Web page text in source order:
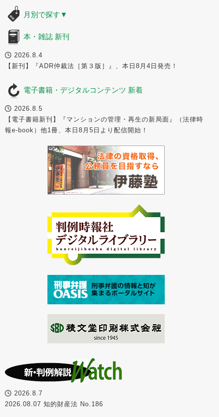
月別で探す ▼
本・雑誌 新刊
2026.8.4
【新刊】『ADR仲裁法［第３版］』、本日8月4日発売！
電子書籍・デジタルコンテンツ 新着
2026.8.5
【電子書籍新刊】『マンションの管理・再生の新局面』（法律時
報e-book）他1冊、本日8月5日より配信開始！
2026.8.7
2026.08.07 知的財産法 No.186